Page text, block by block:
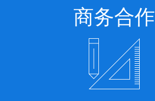
商务合作